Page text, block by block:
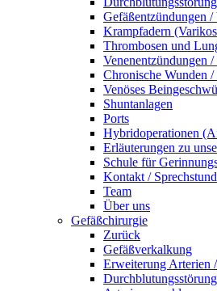
Gefäßentzündungen /
Krampfadern
Thrombosen und
Venenentzündungen
Chronische Wunden
Venöses
Shuntanlagen
Ports
Hybridoperationen
Erläuterungen zu
Schule für
Kontakt /
Team
Über uns
Gefäßchirurgie
Zurück
Gefäßverkalkung
Erweiterung Arterien